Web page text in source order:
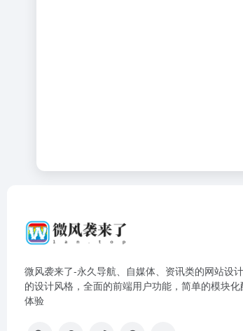
微风袭来了-永久导航、自媒体、资讯类的网站设
的设计风格，全面的前端用户功能，简单的模块
体验